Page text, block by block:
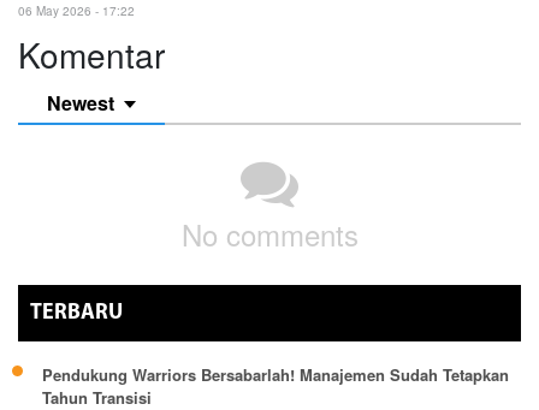
06 May 2026 - 17:22
Komentar
Newest
No comments
TERBARU
Pendukung Warriors Bersabarlah! Manajemen Sudah Tetapkan
Tahun Transisi